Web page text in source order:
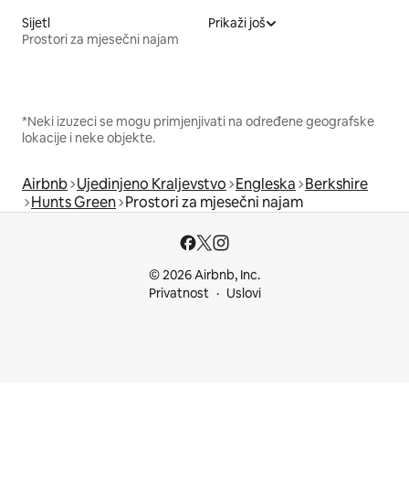
Sijetl
Prostori za mjesečni najam
Prikaži još
*Neki izuzeci se mogu primjenjivati na određene geografske
lokacije i neke objekte.
Airbnb Ujedinjeno Kraljevstvo Engleska Berkshire
Hunts Green Prostori za mjesečni najam
© 2026 Airbnb, Inc.
Privatnost
Uslovi